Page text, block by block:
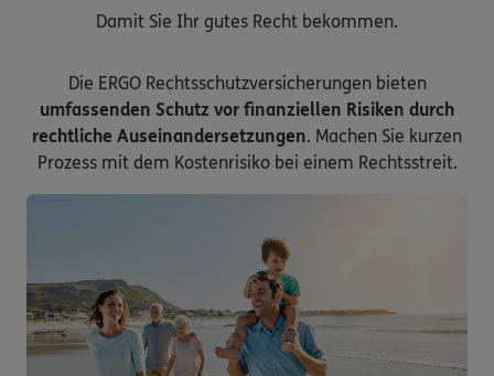
Damit Sie Ihr gutes Recht bekommen.
Die ERGO Rechtsschutzversicherungen bieten
umfassenden Schutz vor finanziellen Risiken durch
rechtliche Auseinandersetzungen. Machen Sie kurzen
Prozess mit dem Kostenrisiko bei einem Rechtsstreit.